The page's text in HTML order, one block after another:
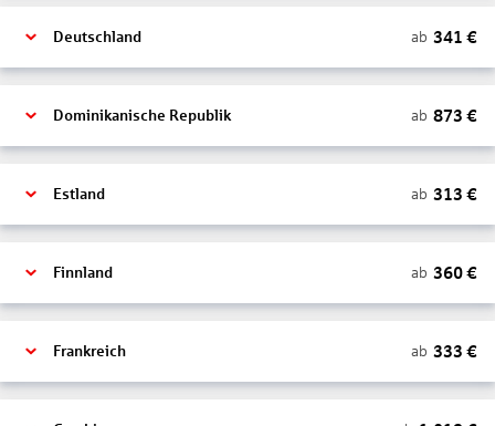
Deutschland ab 341 €
Dominikanische Republik ab 873 €
Estland ab 313 €
Finnland ab 360€
Frankreich ab 333 €